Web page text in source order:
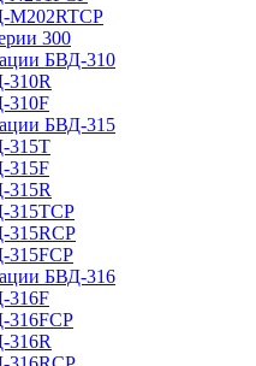
М202RTCP
300
БВД-310
310R
310F
БВД-315
315Т
315F
315R
315TCP
315RCP
315FCP
БВД-316
316F
316FCP
316R